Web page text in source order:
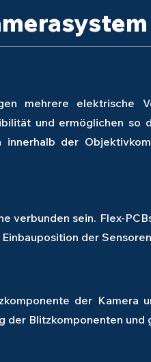
mehrere elektrische
und ermöglichen
der
verbunden sein. Flex-
der
der
Blitzkomponenten